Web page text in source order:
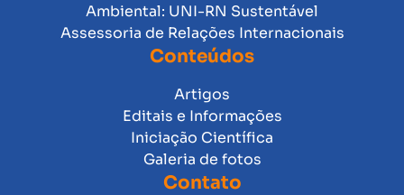
Ambiental: UNI-RN Sustentável
Assessoria de Relações Internacionais
Conteúdos
Artigos
Editais e Informações
Iniciação Científica
Galeria de fotos
Contato